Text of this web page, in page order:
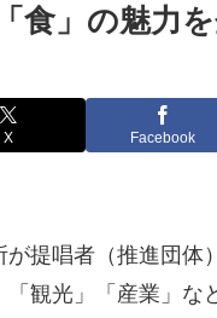
食」の魅力
X Facebook
が提唱者（推進団
「観光」「産業」な